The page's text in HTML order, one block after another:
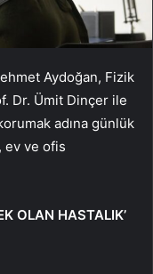
Aydoğan, Fizik
Dr. Ümit Dinçer ile
adına günlük
ev ve ofis
OLAN HASTALIK’